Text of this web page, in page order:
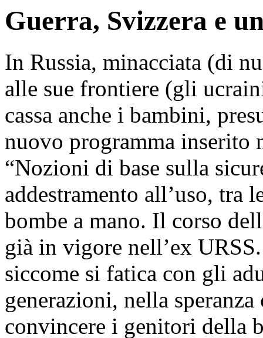
Guerra, Svizzera e
In Russia, minacciata (di
alle sue frontiere (gli
cassa anche i bambini,
nuovo programma inserito
“Nozioni di base sulla
addestramento all’uso, tra
bombe a mano. Il corso
già in vigore nell’ex
siccome si fatica con gli
generazioni, nella
convincere i genitori della